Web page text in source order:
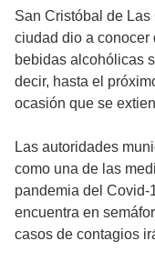
San Cristóbal de
ciudad dio a conocer
bebidas alcohólicas
decir, hasta el
ocasión que se
Las autoridades
como una de las
pandemia del Covid-
encuentra en
casos de contagios